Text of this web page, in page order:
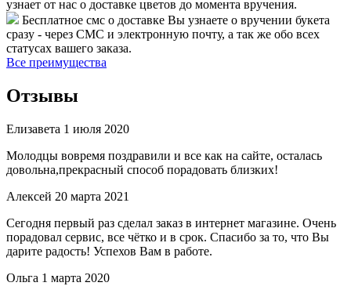
узнает от нас о доставке цветов до момента вручения.
Бесплатное смс о доставке Вы узнаете о вручении букета
сразу - через СМС и электронную почту, а так же обо всех
статусах вашего заказа.
Все преимущества
Отзывы
Елизавета 1 июля 2020
Молодцы вовремя поздравили и все как на сайте, осталась
довольна,прекрасный способ порадовать близких!
Алексей 20 марта 2021
Сегодня первый раз сделал заказ в интернет магазине. Очень
порадовал сервис, все чётко и в срок. Спасибо за то, что Вы
дарите радость! Успехов Вам в работе.
Ольга 1 марта 2020